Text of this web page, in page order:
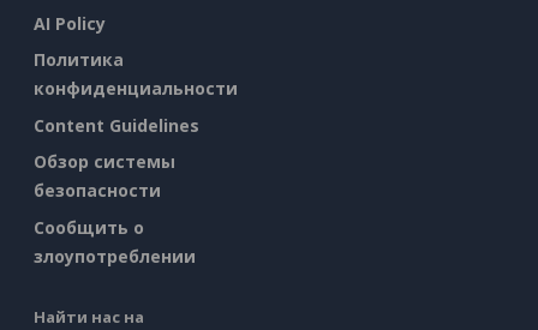
AI Policy
Политика
конфиденциальности
Content Guidelines
Обзор системы
безопасности
Сообщить о
злоупотреблении
Найти нас на